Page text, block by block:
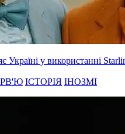
у використанні
ІСТОРІЯ ІНОЗМІ